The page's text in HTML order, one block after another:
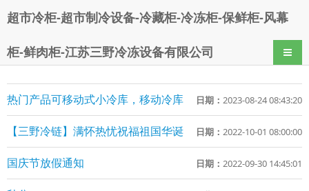
超市冷柜-超市制冷设备-冷藏柜-冷冻柜-保鲜柜-风幕
柜-鲜肉柜-江苏三野冷冻设备有限公司 导航
热门产品可移动式小冷库，移动冷库 日期： 2023-08-24 08:43:20
【三野冷链】满怀热忧祝福祖国华诞 日期： 2022-10-01 08:00:00
国庆节放假通知 日期： 2022-09-30 14:45:01